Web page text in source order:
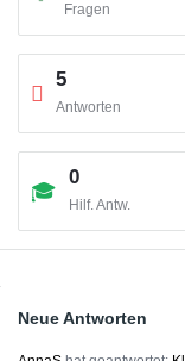
Fragen
5
Antworten
0
Hilf. Antw.
Neue Antworten